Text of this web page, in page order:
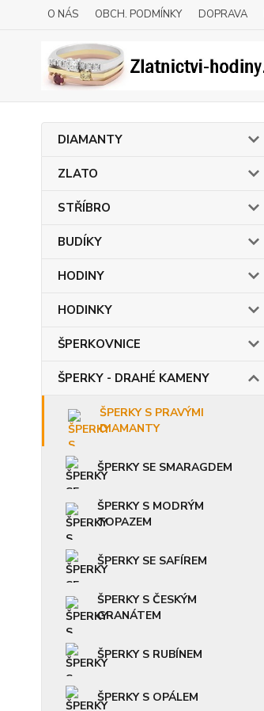
O NÁS OBCH. PODMÍNKY DOPRAVA
DIAMANTY
ZLATO
STŘÍBRO
BUDÍKY
HODINY
HODINKY
ŠPERKOVNICE
ŠPERKY - DRAHÉ KAMENY
ŠPERKY S PRAVÝMI
DIAMANTY
ŠPERKY SE SMARAGDEM
ŠPERKY S MODRÝM
TOPAZEM
ŠPERKY SE SAFÍREM
ŠPERKY S ČESKÝM
GRANÁTEM
ŠPERKY S RUBÍNEM
ŠPERKY S OPÁLEM